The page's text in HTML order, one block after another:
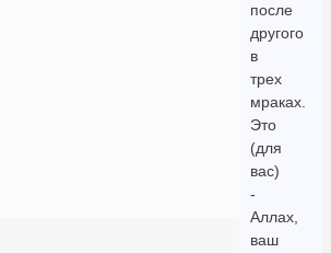
после
другого
в
трех
мраках.
Это
(для
вас)
-
Аллах,
ваш